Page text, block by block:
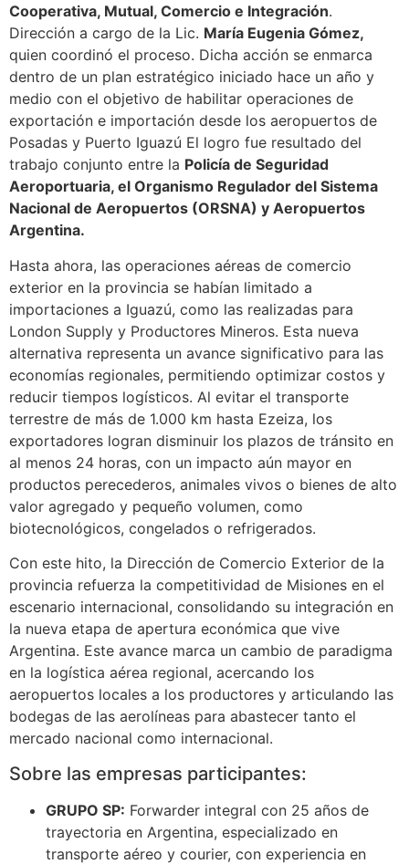
Cooperativa, Mutual, Comercio e Integración.
Dirección a cargo de la Lic. María Eugenia Gómez,
quien coordinó el proceso. Dicha acción se enmarca
dentro de un plan estratégico iniciado hace un año y
medio con el objetivo de habilitar operaciones de
exportación e importación desde los aeropuertos de
Posadas y Puerto Iguazú El logro fue resultado del
trabajo conjunto entre la Policía de Seguridad
Aeroportuaria, el Organismo Regulador del Sistema
Nacional de Aeropuertos (ORSNA) y Aeropuertos
Argentina.
Hasta ahora, las operaciones aéreas de comercio
exterior en la provincia se habían limitado a
importaciones a Iguazú, como las realizadas para
London Supply y Productores Mineros. Esta nueva
alternativa representa un avance significativo para las
economías regionales, permitiendo optimizar costos y
reducir tiempos logísticos. Al evitar el transporte
terrestre de más de 1.000 km hasta Ezeiza, los
exportadores logran disminuir los plazos de tránsito en
al menos 24 horas, con un impacto aún mayor en
productos perecederos, animales vivos o bienes de alto
valor agregado y pequeño volumen, como
biotecnológicos, congelados o refrigerados.
Con este hito, la Dirección de Comercio Exterior de la
provincia refuerza la competitividad de Misiones en el
escenario internacional, consolidando su integración en
la nueva etapa de apertura económica que vive
Argentina. Este avance marca un cambio de paradigma
en la logística aérea regional, acercando los
aeropuertos locales a los productores y articulando las
bodegas de las aerolíneas para abastecer tanto el
mercado nacional como internacional.
Sobre las empresas participantes:
GRUPO SP: Forwarder integral con 25 años de
trayectoria en Argentina, especializado en
transporte aéreo y courier, con experiencia en